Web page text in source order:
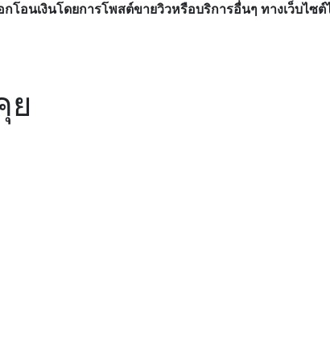
โอนเงินโดยการโพสต์ขายวิวหรือบริการอื่นๆ ทางเว็บไซ
ย